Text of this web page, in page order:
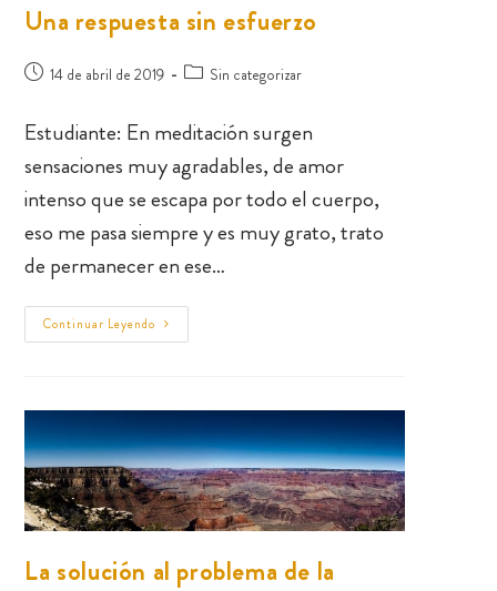
Una respuesta sin esfuerzo
14 de abril de 2019 Sin categorizar
Estudiante: En meditación surgen
sensaciones muy agradables, de amor
intenso que se escapa por todo el cuerpo,
eso me pasa siempre y es muy grato, trato
de permanecer en ese…
Continuar Leyendo
La solución al problema de la